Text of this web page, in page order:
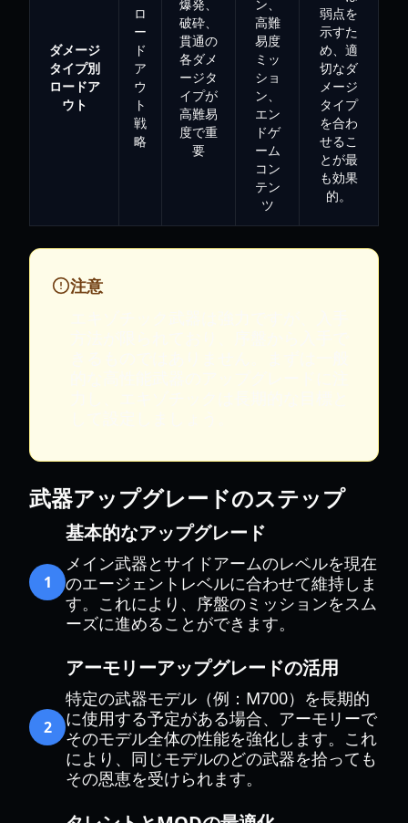
ダメージ
タイプ別
ロードア
ウト
ロ
ー
ド
ア
ウ
ト
戦
略
爆発、
破砕、
貫通の
各ダメ
ージタ
イプが
高難易
度で重
要
ン、
高難
易度
ミッ
ショ
ン、
エン
ドゲ
ーム
コン
テン
ツ
弱点を
示すた
め、適
切なダ
メージ
タイプ
を合わ
せるこ
とが最
も効果
的。
注意
武器アップグレードのステップ
1
基本的なアップグレード
メイン武器とサイドアームのレベルを現在
のエージェントレベルに合わせて維持しま
す。これにより、序盤のミッションをスム
ーズに進めることができます。
2
アーモリーアップグレードの活用
特定の武器モデル（例：M700）を長期的
に使用する予定がある場合、アーモリーで
そのモデル全体の性能を強化します。これ
により、同じモデルのどの武器を拾っても
その恩恵を受けられます。